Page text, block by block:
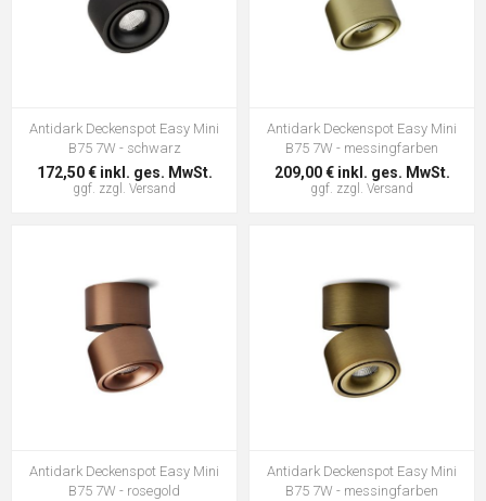
Antidark Deckenspot Easy Mini
B75 7W - schwarz
172,50 € inkl. ges. MwSt.
ggf. zzgl. Versand
Antidark Deckenspot Easy Mini
B75 7W - messingfarben
209,00 € inkl. ges. MwSt.
ggf. zzgl. Versand
Antidark Deckenspot Easy Mini
B75 7W - rosegold
Antidark Deckenspot Easy Mini
B75 7W - messingfarben